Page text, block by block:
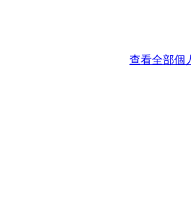
查看全部個